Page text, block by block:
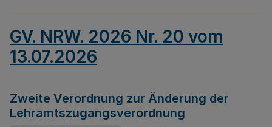
GV. NRW. 2026 Nr. 20 vom
13.07.2026
Zweite Verordnung zur Änderung der
Lehramtszugangsverordnung